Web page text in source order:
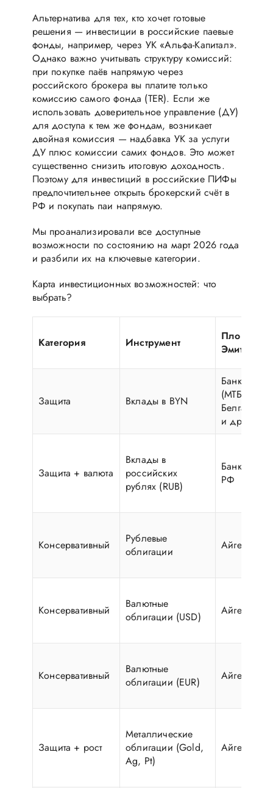
Альтернатива для тех, кто хочет готовые
решения — инвестиции в российские паевые
фонды, например, через УК «Альфа-Капитал».
Однако важно учитывать структуру комиссий:
при покупке паёв напрямую через
российского брокера вы платите только
комиссию самого фонда (TER). Если же
использовать доверительное управление (ДУ)
для доступа к тем же фондам, возникает
двойная комиссия — надбавка УК за услуги
ДУ плюс комиссии самих фондов. Это может
существенно снизить итоговую доходность.
Поэтому для инвестиций в российские ПИФы
предпочтительнее открыть брокерский счёт в
РФ и покупать паи напрямую.
Мы проанализировали все доступные
возможности по состоянию на март 2026 года
и разбили их на ключевые категории.
Карта инвестиционных возможностей: что
выбрать?
Категория Инструмент
Эмитент
Защита Вклады в BYN
Банки РБ
(МТБанк,
и др.)
Защита + валюта
Вклады в
российских
рублях (RUB)
Банки РБ
РФ
Консервативный
Рублевые
облигации
Айгенис
Консервативный
Валютные
облигации (USD)
Айгенис
Консервативный
Валютные
облигации (EUR)
Айгенис
Защита + рост
Металлические
облигации (Gold,
Ag, Pt)
Айгенис